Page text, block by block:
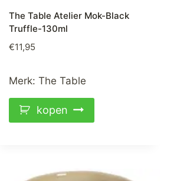
The Table Atelier Mok-Black
Truffle-130ml
€11,95
Merk: The Table
kopen